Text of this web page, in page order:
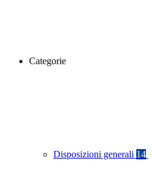
Categorie
Disposizioni generali 14